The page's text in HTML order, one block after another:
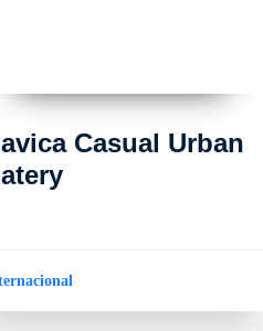
Casual Urban